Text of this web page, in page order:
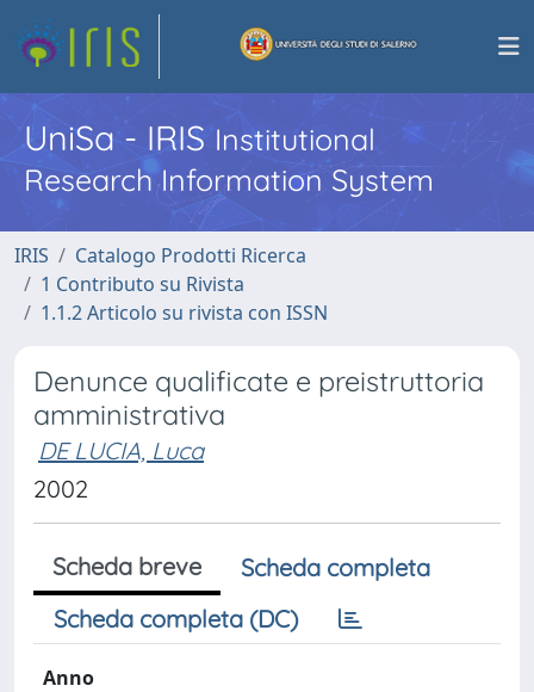
UniSa - IRISInstitutional
Research Information System
IRIS
Catalogo Prodotti Ricerca
1 Contributo su Rivista
1.1.2 Articolo su rivista con ISSN
Denunce qualificate e preistruttoria
amministrativa
DE LUCIA, Luca
2002
Scheda breve
Scheda completa
Scheda completa (DC)
Anno